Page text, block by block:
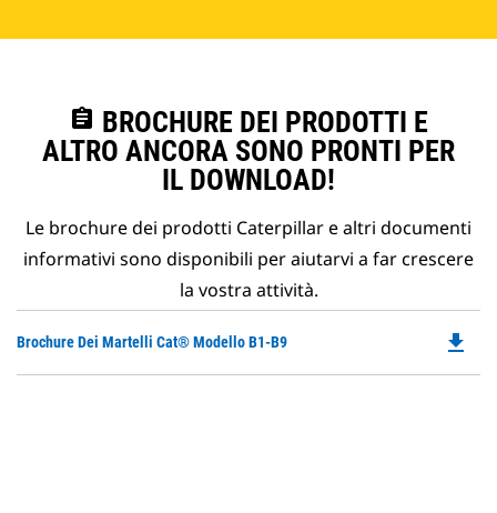
assignment BROCHURE DEI PRODOTTI E
ALTRO ANCORA SONO PRONTI PER
IL DOWNLOAD!
Le brochure dei prodotti Caterpillar e altri documenti
informativi sono disponibili per aiutarvi a far crescere
la vostra attività.
Brochure Dei Martelli Cat® Modello B1-B9 file_download